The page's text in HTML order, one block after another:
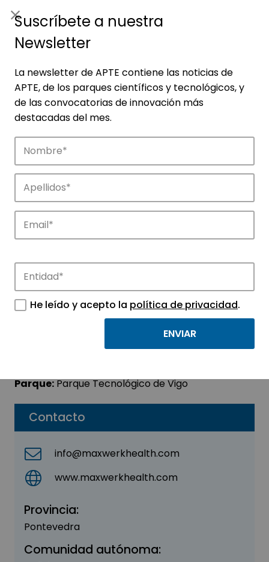
Empresas
Descubre las empresas que impulsan la
innovación en los parques de APTE.
Contacto
info@maxwerkhealth.com
www.maxwerkhealth.com
Provincia:
Pontevedra
Comunidad autónoma:
MAXWERK BIOTECH SL
AGROALIMENTACIÓN -
Parque:Parque Tecnológico de Vigo
Suscríbete a nuestra
Newsletter
La newsletter de APTE contiene las noticias de
APTE, de los parques científicos y tecnológicos, y
de las convocatorias de innovación más
destacadas del mes.
He leído y acepto la política de privacidad.